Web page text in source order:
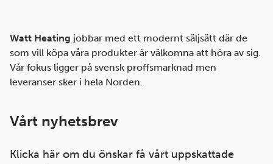
Watt Heating jobbar med ett modernt säljsätt där de
som vill köpa våra produkter är välkomna att höra av sig.
Vår fokus ligger på svensk proffsmarknad men
leveranser sker i hela Norden.
Vårt nyhetsbrev
Klicka här om du önskar få vårt uppskattade